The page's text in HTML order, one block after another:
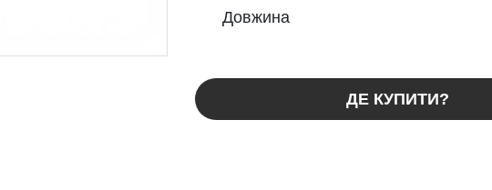
Довжина
ДЕ КУПИТИ?